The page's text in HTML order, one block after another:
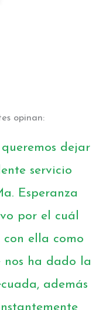
opinan:
dejar
servicio
Esperanza
por el cuál
con ella como
nos ha dado la
además